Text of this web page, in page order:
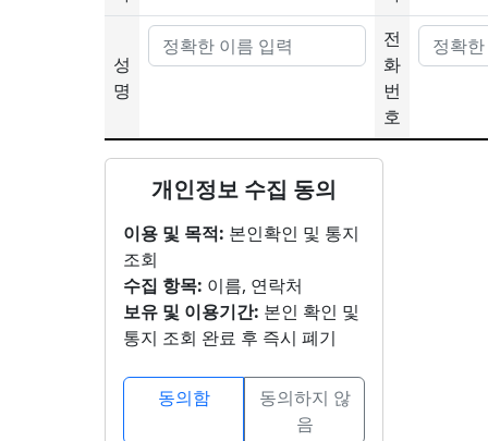
성
명
전
화
번
호
개인정보 수집 동의
이용 및 목적: 본인확인 및 통지
조회
수집 항목: 이름, 연락처
보유 및 이용기간: 본인 확인 및
통지 조회 완료 후 즉시 폐기
동의함
동의하지 않
음